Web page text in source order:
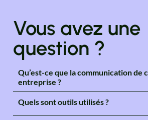
Vous avez une
question ?
Qu’est-ce que la communication de
entreprise ?
Quels sont outils utilisés ?